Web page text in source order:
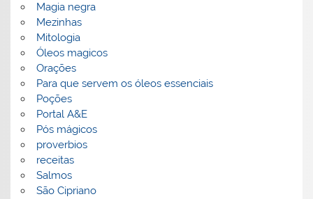
Magia negra
Mezinhas
Mitologia
Óleos magicos
Orações
Para que servem os óleos essenciais
Poções
Portal A&E
Pós mágicos
proverbios
receitas
Salmos
São Cipriano